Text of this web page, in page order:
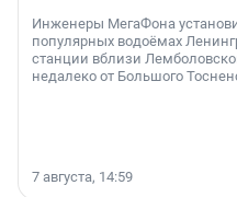
Инженеры МегаФона
популярных водоёмах
станции вблизи
недалеко от Большого
7 августа, 14:59